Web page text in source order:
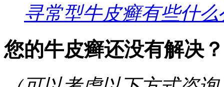
寻常型牛皮癣有些什么
您的牛皮癣还没有解决？